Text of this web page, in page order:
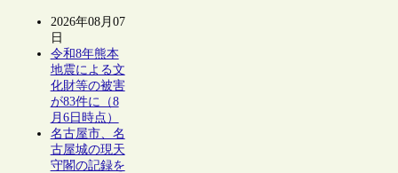
2026年08月07
日
令和8年熊本
地震による文
化財等の被害
が83件に（8
月6日時点）
名古屋市、名
古屋城の現天
守閣の記録を